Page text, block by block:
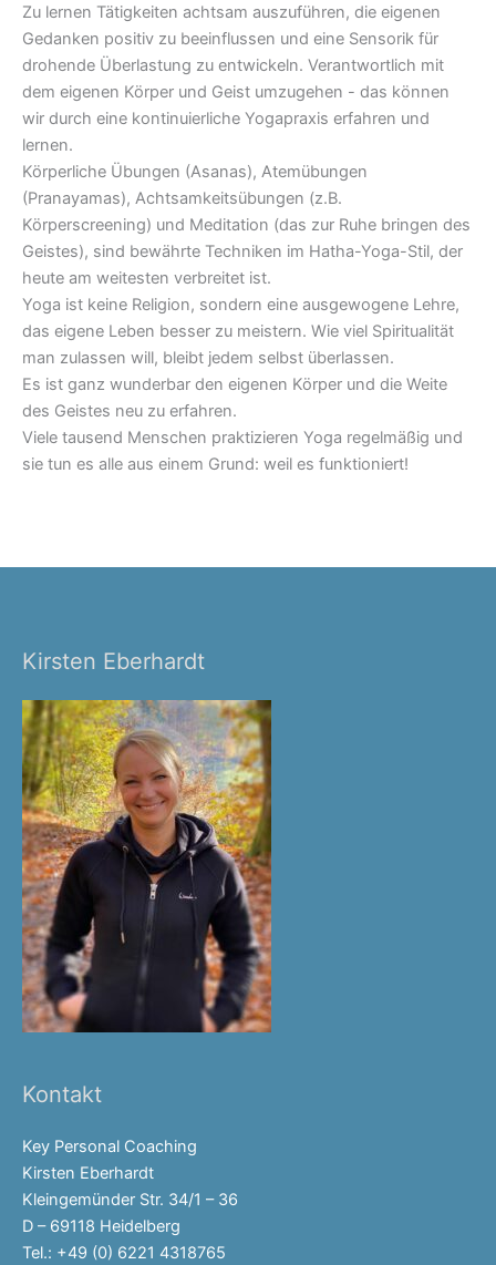
Zu lernen Tätigkeiten achtsam auszuführen, die eigenen
Gedanken positiv zu beeinflussen und eine Sensorik für
drohende Überlastung zu entwickeln. Verantwortlich mit
dem eigenen Körper und Geist umzugehen - das können
wir durch eine kontinuierliche Yogapraxis erfahren und
lernen.
Körperliche Übungen (Asanas), Atemübungen
(Pranayamas), Achtsamkeitsübungen (z.B.
Körperscreening) und Meditation (das zur Ruhe bringen des
Geistes), sind bewährte Techniken im Hatha-Yoga-Stil, der
heute am weitesten verbreitet ist.
Yoga ist keine Religion, sondern eine ausgewogene Lehre,
das eigene Leben besser zu meistern. Wie viel Spiritualität
man zulassen will, bleibt jedem selbst überlassen.
Es ist ganz wunderbar den eigenen Körper und die Weite
des Geistes neu zu erfahren.
Viele tausend Menschen praktizieren Yoga regelmäßig und
sie tun es alle aus einem Grund: weil es funktioniert!
Kirsten Eberhardt
Kontakt
Key Personal Coaching
Kirsten Eberhardt
Kleingemünder Str. 34/1 – 36
D – 69118 Heidelberg
Tel.: +49 (0) 6221 4318765